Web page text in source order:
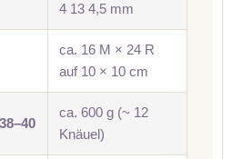
4 13 4,5 mm
ca. 16 M × 24 R
auf 10 × 10 cm
ca. 600 g (~ 12
Knäuel)